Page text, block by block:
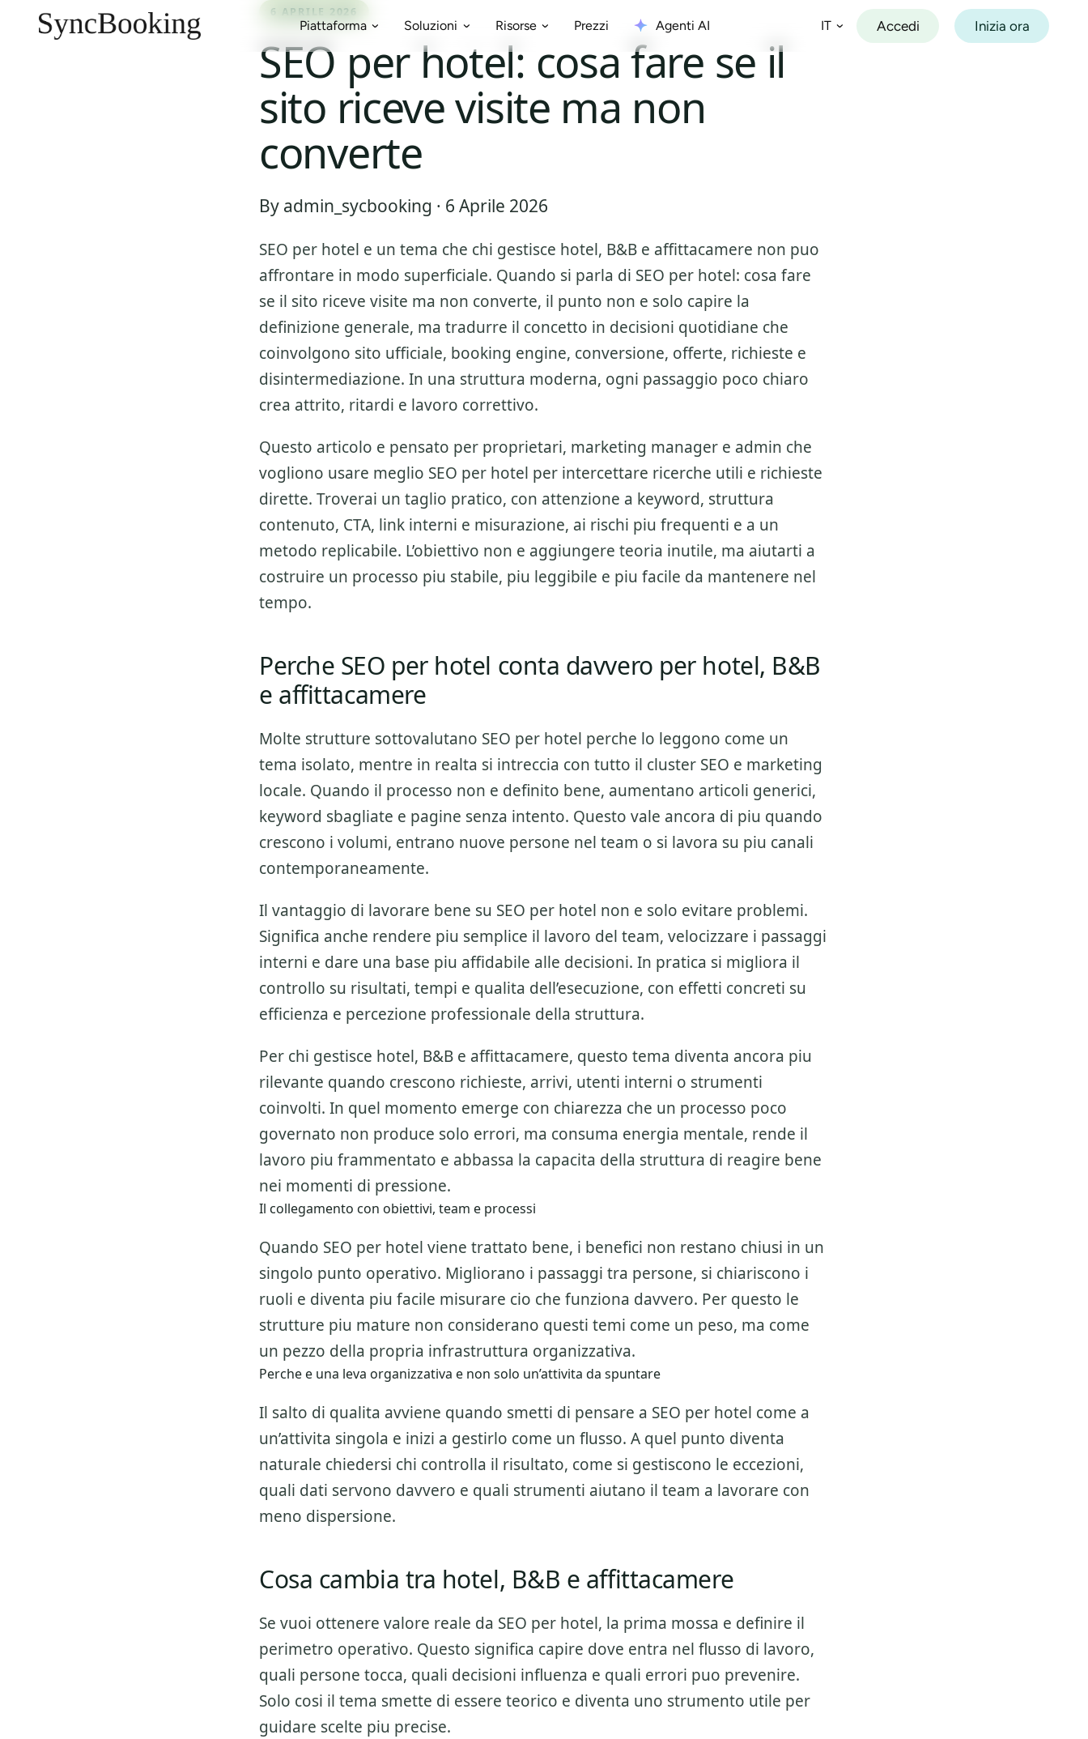
Piattaforma Soluzioni Risorse Prezzi Agenti AI IT Accedi Inizia ora
Gestione Canali
Multi-Calendario
Inbox Unificata
Affitti Urbani
Affitti Stagionali
Report e Guide
6 APRILE 2026
SEO per hotel: cosa fare se il
sito riceve visite ma non
converte
By admin_sycbooking · 6 Aprile 2026
SEO per hotel e un tema che chi gestisce hotel, B&B e affittacamere non puo
affrontare in modo superficiale. Quando si parla di SEO per hotel: cosa fare
se il sito riceve visite ma non converte, il punto non e solo capire la
definizione generale, ma tradurre il concetto in decisioni quotidiane che
coinvolgono sito ufficiale, booking engine, conversione, offerte, richieste e
disintermediazione. In una struttura moderna, ogni passaggio poco chiaro
crea attrito, ritardi e lavoro correttivo.
Questo articolo e pensato per proprietari, marketing manager e admin che
vogliono usare meglio SEO per hotel per intercettare ricerche utili e richieste
dirette. Troverai un taglio pratico, con attenzione a keyword, struttura
contenuto, CTA, link interni e misurazione, ai rischi piu frequenti e a un
metodo replicabile. L’obiettivo non e aggiungere teoria inutile, ma aiutarti a
costruire un processo piu stabile, piu leggibile e piu facile da mantenere nel
tempo.
Perche SEO per hotel conta davvero per hotel, B&B
e affittacamere
Molte strutture sottovalutano SEO per hotel perche lo leggono come un
tema isolato, mentre in realta si intreccia con tutto il cluster SEO e marketing
locale. Quando il processo non e definito bene, aumentano articoli generici,
keyword sbagliate e pagine senza intento. Questo vale ancora di piu quando
crescono i volumi, entrano nuove persone nel team o si lavora su piu canali
contemporaneamente.
Il vantaggio di lavorare bene su SEO per hotel non e solo evitare problemi.
Significa anche rendere piu semplice il lavoro del team, velocizzare i passaggi
interni e dare una base piu affidabile alle decisioni. In pratica si migliora il
controllo su risultati, tempi e qualita dell’esecuzione, con effetti concreti su
efficienza e percezione professionale della struttura.
Per chi gestisce hotel, B&B e affittacamere, questo tema diventa ancora piu
rilevante quando crescono richieste, arrivi, utenti interni o strumenti
coinvolti. In quel momento emerge con chiarezza che un processo poco
governato non produce solo errori, ma consuma energia mentale, rende il
lavoro piu frammentato e abbassa la capacita della struttura di reagire bene
nei momenti di pressione.
Il collegamento con obiettivi, team e processi
Quando SEO per hotel viene trattato bene, i benefici non restano chiusi in un
singolo punto operativo. Migliorano i passaggi tra persone, si chiariscono i
ruoli e diventa piu facile misurare cio che funziona davvero. Per questo le
strutture piu mature non considerano questi temi come un peso, ma come
un pezzo della propria infrastruttura organizzativa.
Perche e una leva organizzativa e non solo un’attivita da spuntare
Il salto di qualita avviene quando smetti di pensare a SEO per hotel come a
un’attivita singola e inizi a gestirlo come un flusso. A quel punto diventa
naturale chiedersi chi controlla il risultato, come si gestiscono le eccezioni,
quali dati servono davvero e quali strumenti aiutano il team a lavorare con
meno dispersione.
Cosa cambia tra hotel, B&B e affittacamere
Se vuoi ottenere valore reale da SEO per hotel, la prima mossa e definire il
perimetro operativo. Questo significa capire dove entra nel flusso di lavoro,
quali persone tocca, quali decisioni influenza e quali errori puo prevenire.
Solo cosi il tema smette di essere teorico e diventa uno strumento utile per
guidare scelte piu precise.